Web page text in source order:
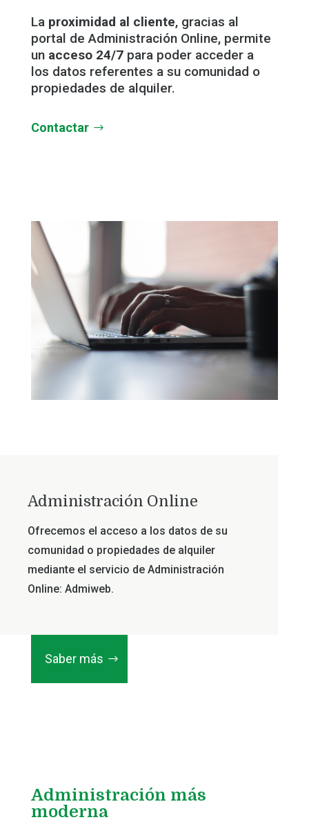
La proximidad al cliente, gracias al
portal de Administración Online, permite
un acceso 24/7para poder acceder a
los datos referentes a su comunidad o
propiedades de alquiler.
Contactar
Administración Online
Ofrecemos el acceso a los datos de su
comunidad o propiedades de alquiler
mediante el servicio de Administración
Online: Admiweb.
Saber más
Administración más
moderna